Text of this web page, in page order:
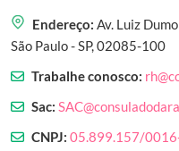
Endereço: Av. Luiz
São Paulo - SP, 02085-100
Trabalhe conosco:
Sac:
CNPJ: 05.899.157/